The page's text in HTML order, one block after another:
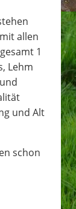
allen
1
Lehm
und Alt
schon